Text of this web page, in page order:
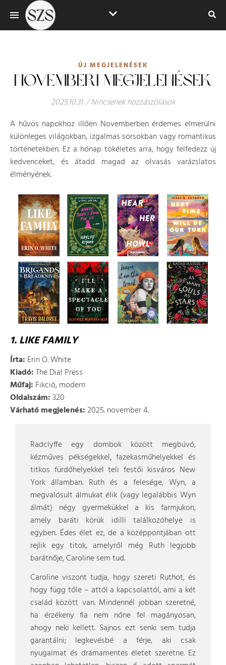
ÚJ MEGJELENÉSEK
NOVEMBERI MEGJELENÉSEK
2025.10.31./Nincsenek hozzászólások
A hűvös napokhoz illően Novemberben érdemes elmerülni
különleges világokban, izgalmas sorsokban vagy romantikus
történetekben. Ez a hónap tökéletes arra, hogy felfedezz új
kedvenceket, és átadd magad az olvasás varázslatos
élményének.
1. LIKE FAMILY
Írta: Erin O. White
Kiadó:The Dial Press
Műfaj: Fikció, modern
Oldalszám:320
Várható megjelenés:2025. november 4.
Radclyffe egy dombok között megbúvó,
kézműves pékségekkel, fazekasműhelyekkel és
titkos fürdőhelyekkel teli festői kisváros New
York államban. Ruth és a felesége, Wyn, a
megvalósult álmukat élik (vagy legalábbis Wyn
álmát) négy gyermekükkel a kis farmjukon,
amely baráti körük idilli találkozóhelye is
egyben. Édes élet ez, de a középpontjában ott
rejlik egy titok, amelyről még Ruth legjobb
barátnője, Caroline sem tud.
Caroline viszont tudja, hogy szereti Ruthot, és
hogy függ tőle – attól a kapcsolattól, ami a két
család között van. Mindennél jobban szeretné,
ha érzékeny fia nem nőne fel magányosan,
ahogy neki kellett. Sajnos ezt senki sem tudja
garantálni; legkevésbé a férje, aki csak
nyugalmat és drámamentes életet szeretne. Ez